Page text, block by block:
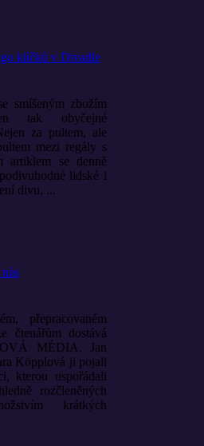
klíčků v Divadle
smíšeným zbožím
tak obyčejné
za pultem, ale
mezi regály s
artiklem se denně
lidské i
divu, ...
přepracovaném
čtenářům dostává
MÉDIA. Jan
Köpplová ji pojali
kterou uspořádali
rozčleněných
krátkých